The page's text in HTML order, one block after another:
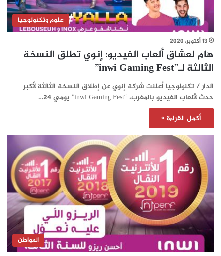
علوم وتكنولوجيا
13 أكتوبر، 2020
هام لعشاق ألعاب الفيديو: إنوي تطلق النسخة
الثالثة لـ”inwi Gaming Fest”
الدار / تكنولوجيا أعلنت شركة إنوي عن إطلاق النسخة الثالثة لأكبر
حدث لألعاب الفيديو بالمغرب، “inwi Gaming Fest” يومي 24…
أكمل القراءة »
المواطن